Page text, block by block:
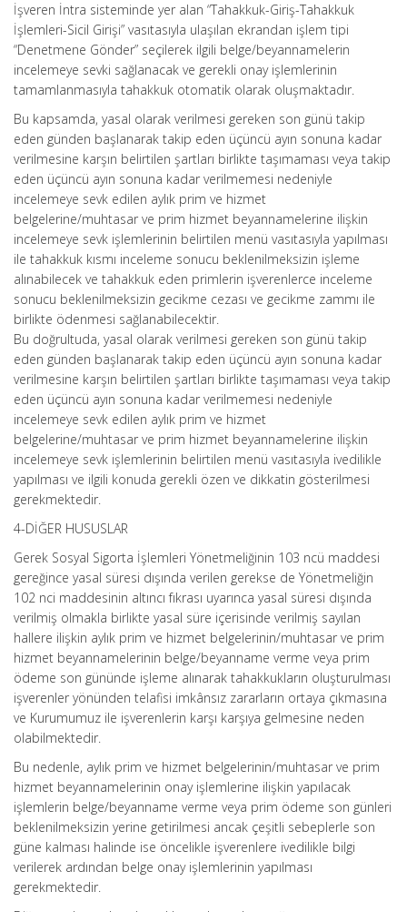
İşveren İntra sisteminde yer alan “Tahakkuk-Giriş-Tahakkuk
İşlemleri-Sicil Girişi” vasıtasıyla ulaşılan ekrandan işlem tipi
“Denetmene Gönder” seçilerek ilgili belge/beyannamelerin
incelemeye sevki sağlanacak ve gerekli onay işlemlerinin
tamamlanmasıyla tahakkuk otomatik olarak oluşmaktadır.
Bu kapsamda, yasal olarak verilmesi gereken son günü takip
eden günden başlanarak takip eden üçüncü ayın sonuna kadar
verilmesine karşın belirtilen şartları birlikte taşımaması veya takip
eden üçüncü ayın sonuna kadar verilmemesi nedeniyle
incelemeye sevk edilen aylık prim ve hizmet
belgelerine/muhtasar ve prim hizmet beyannamelerine ilişkin
incelemeye sevk işlemlerinin belirtilen menü vasıtasıyla yapılması
ile tahakkuk kısmı inceleme sonucu beklenilmeksizin işleme
alınabilecek ve tahakkuk eden primlerin işverenlerce inceleme
sonucu beklenilmeksizin gecikme cezası ve gecikme zammı ile
birlikte ödenmesi sağlanabilecektir.
Bu doğrultuda, yasal olarak verilmesi gereken son günü takip
eden günden başlanarak takip eden üçüncü ayın sonuna kadar
verilmesine karşın belirtilen şartları birlikte taşımaması veya takip
eden üçüncü ayın sonuna kadar verilmemesi nedeniyle
incelemeye sevk edilen aylık prim ve hizmet
belgelerine/muhtasar ve prim hizmet beyannamelerine ilişkin
incelemeye sevk işlemlerinin belirtilen menü vasıtasıyla ivedilikle
yapılması ve ilgili konuda gerekli özen ve dikkatin gösterilmesi
gerekmektedir.
4-DİĞER HUSUSLAR
Gerek Sosyal Sigorta İşlemleri Yönetmeliğinin 103 ncü maddesi
gereğince yasal süresi dışında verilen gerekse de Yönetmeliğin
102 nci maddesinin altıncı fıkrası uyarınca yasal süresi dışında
verilmiş olmakla birlikte yasal süre içerisinde verilmiş sayılan
hallere ilişkin aylık prim ve hizmet belgelerinin/muhtasar ve prim
hizmet beyannamelerinin belge/beyanname verme veya prim
ödeme son gününde işleme alınarak tahakkukların oluşturulması
işverenler yönünden telafisi imkânsız zararların ortaya çıkmasına
ve Kurumumuz ile işverenlerin karşı karşıya gelmesine neden
olabilmektedir.
Bu nedenle, aylık prim ve hizmet belgelerinin/muhtasar ve prim
hizmet beyannamelerinin onay işlemlerine ilişkin yapılacak
işlemlerin belge/beyanname verme veya prim ödeme son günleri
beklenilmeksizin yerine getirilmesi ancak çeşitli sebeplerle son
güne kalması halinde ise öncelikle işverenlere ivedilikle bilgi
verilerek ardından belge onay işlemlerinin yapılması
gerekmektedir.